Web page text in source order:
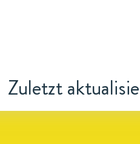
Zuletzt